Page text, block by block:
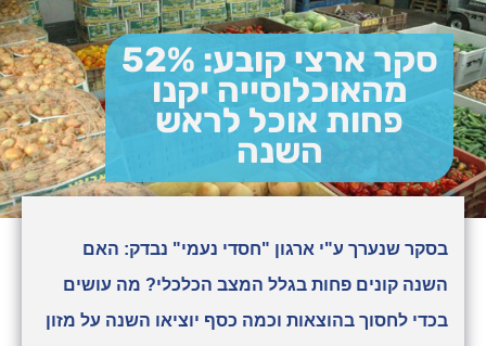
סקר ארצי קובע: 52%
מהאוכלוסייה יקנו
פחות אוכל לראש
השנה
בסקר שנערך ע"י ארגון "חסדי נעמי" נבדק: האם
השנה קונים פחות בגלל המצב הכלכלי? מה עושים
בכדי לחסוך בהוצאות וכמה כסף יוציאו השנה על מזון